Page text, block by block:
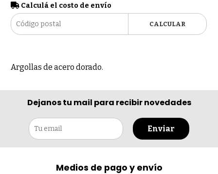
Calculá el costo de envío
CALCULAR
Argollas de acero dorado.
Dejanos tu mail para recibir novedades
Enviar
Medios de pago y envío